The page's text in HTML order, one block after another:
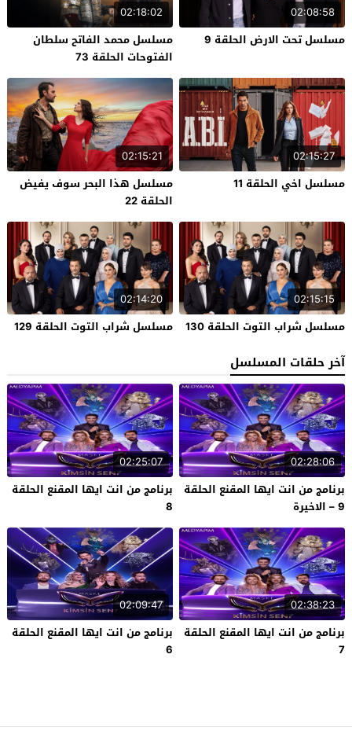
02:08:58
مسلسل تحت الارض الحلقة 9
02:18:02
مسلسل محمد الفاتح سلطان
الفتوحات الحلقة 73
02:15:27
مسلسل اخي الحلقة 11
02:15:21
مسلسل هذا البحر سوف يفيض
الحلقة 22
02:15:15
مسلسل شراب التوت الحلقة 130
02:14:20
مسلسل شراب التوت الحلقة 129
آخر حلقات المسلسل
02:28:06
برنامج من انت ايها المقنع الحلقة
9 – الاخيرة
02:25:07
برنامج من انت ايها المقنع الحلقة
8
02:38:23
برنامج من انت ايها المقنع الحلقة
7
02:09:47
برنامج من انت ايها المقنع الحلقة
6